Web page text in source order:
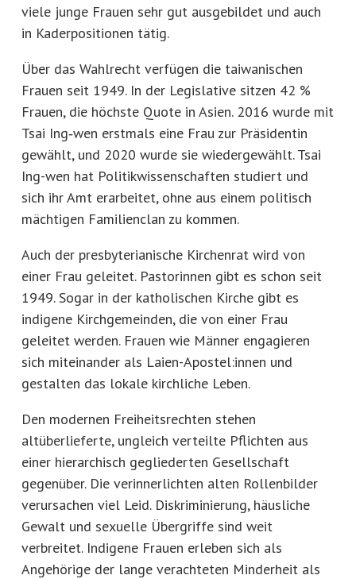
viele junge Frauen sehr gut ausgebildet und auch
in Kaderpositionen tätig.
Über das Wahlrecht verfügen die taiwanischen
Frauen seit 1949. In der Legislative sitzen 42 %
Frauen, die höchste Quote in Asien. 2016 wurde mit
Tsai Ing‑wen erstmals eine Frau zur Präsidentin
gewählt, und 2020 wurde sie wiedergewählt. Tsai
Ing-wen hat Politikwissenschaften studiert und
sich ihr Amt erarbeitet, ohne aus einem politisch
mächtigen Familienclan zu kommen.
Auch der presbyterianische Kirchenrat wird von
einer Frau geleitet. Pastorinnen gibt es schon seit
1949. Sogar in der katholischen Kirche gibt es
indigene Kirchgemeinden, die von einer Frau
geleitet werden. Frauen wie Männer engagieren
sich miteinander als Laien-Apostel:innen und
gestalten das lokale kirchliche Leben.
Den modernen Freiheitsrechten stehen
altüberlieferte, ungleich verteilte Pflichten aus
einer hierarchisch gegliederten Gesellschaft
gegenüber. Die verinnerlichten alten Rollenbilder
verursachen viel Leid. Diskriminierung, häusliche
Gewalt und sexuelle Übergriffe sind weit
verbreitet. Indigene Frauen erleben sich als
Angehörige der lange verachteten Minderheit als